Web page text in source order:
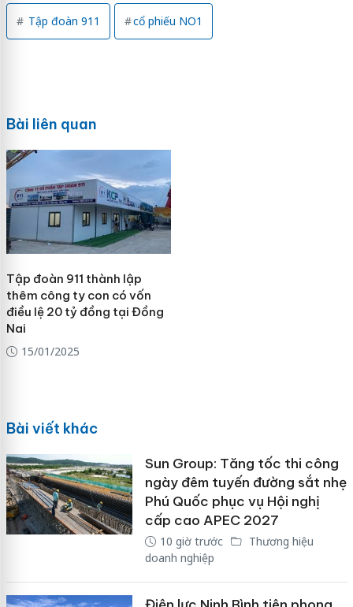
Tập đoàn 911 cổ phiếu NO1
Bài liên quan
Tập đoàn 911 thành lập
thêm công ty con có vốn
điều lệ 20 tỷ đồng tại Đồng
Nai
15/01/2025
Bài viết khác
Sun Group: Tăng tốc thi công
ngày đêm tuyến đường sắt nhẹ
Phú Quốc phục vụ Hội nghị
cấp cao APEC 2027
10 giờ trước
Thương hiệu
doanh nghiệp